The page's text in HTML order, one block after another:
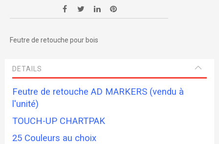
Feutre de retouche pour bois
DETAILS
Feutre de retouche AD MARKERS (vendu à
l'unité)
TOUCH-UP CHARTPAK
25 Couleurs au choix